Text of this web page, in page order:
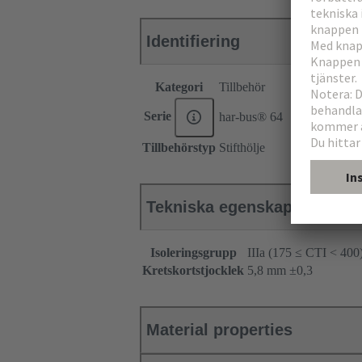
Identifiering
Kategori Tillbehör
Serie har-bus® 64
Tillbehörstyp Stifthölje
Tekniska egenskaper
Isoleringsgrupp
IIIa (175 ≤ CTI <
Kretskortstjocklek ‌5,8 mm ±0,3 ‌
Material properties